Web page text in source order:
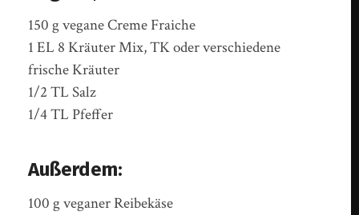
150 g vegane Creme Fraiche
1 EL 8 Kräuter Mix, TK oder verschiedene
frische Kräuter
1/2 TL Salz
1/4 TL Pfeffer
Außerdem:
100 g veganer Reibekäse